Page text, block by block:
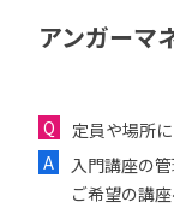
アンガーマ
定員や場所
入門講座の
ご希望の講